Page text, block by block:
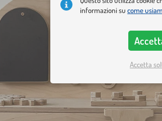
informazioni su come
Accetta